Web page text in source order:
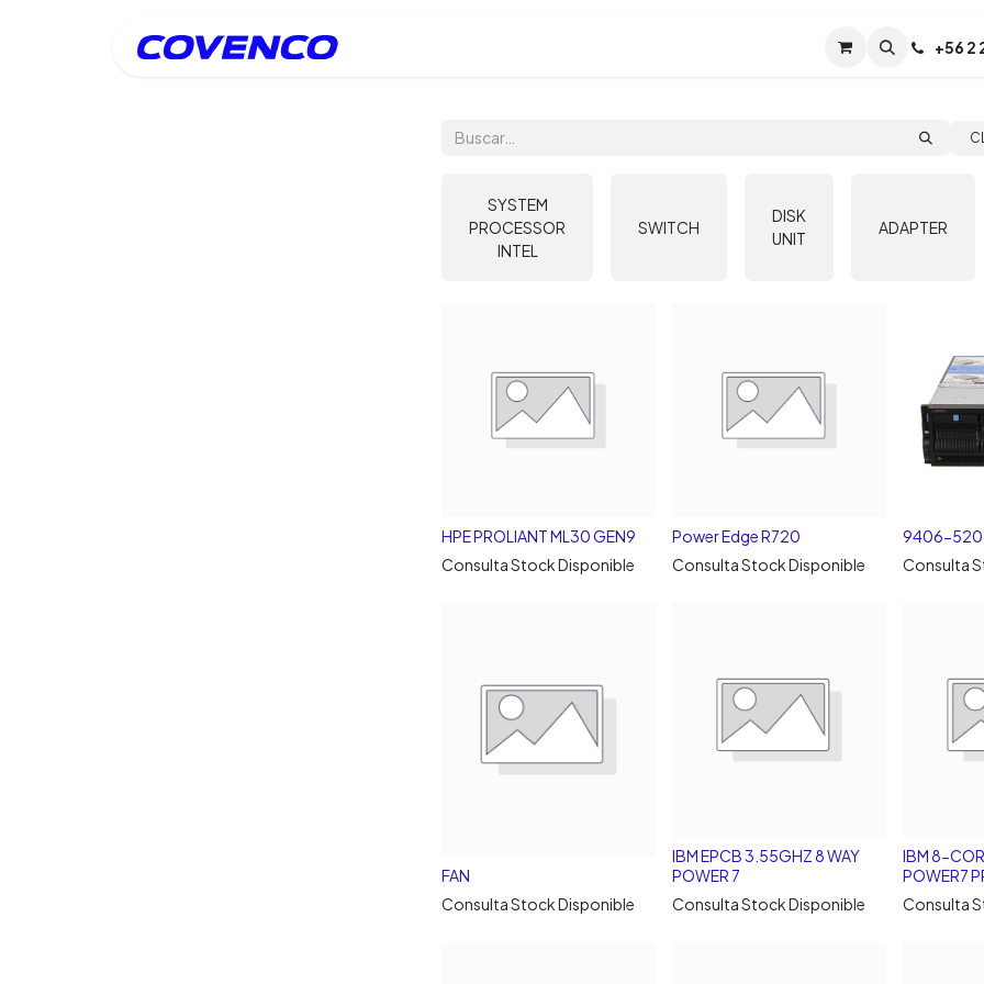
Soporte TPM (CL) +56 2
SYSTEM
PROCESSOR
INTEL
SWITCH
DISK
UNIT
ADAPTER
HPE PROLIANT ML30 GEN9
Consulta Stock Disponible
Power Edge R720
Consulta Stock Disponible
9406-520
Consulta
FAN
Consulta Stock Disponible
IBM EPCB 3.55GHZ 8 WAY
POWER 7
Consulta Stock Disponible
IBM 8-
POWER7
Consulta